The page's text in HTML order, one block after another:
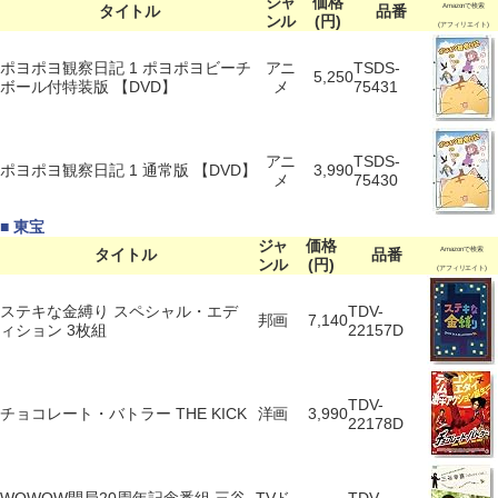
タイトル
ンル
(円)
品番 Amazonで検索
(アフィリエイト)
ポヨポヨ観察日記 1 ポヨポヨビーチ
ボール付特装版 【DVD】
アニ
メ
5,250TSDS-
75431
ポヨポヨ観察日記 1 通常版 【DVD】
アニ
メ
3,990TSDS-
75430
■ 東宝
タイトル
ジャ
ンル
価格
(円)
品番 Amazonで検索
(アフィリエイト)
ステキな金縛り スペシャル・エデ
ィション 3枚組
邦画 7,140TDV-
22157D
チョコレート・バトラー THE KICK 洋画 3,990TDV-
22178D